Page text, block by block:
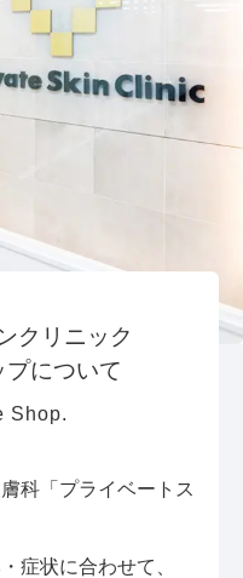
クリニック
について
Shop.
科「プライベートス
症状に合わせて、